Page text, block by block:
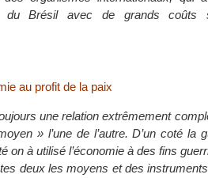
du Brésil avec de grands coûts
au profit de la paix
une relation extrêmement
» l’une de l’autre. D’un coté la
on à utilisé l’économie à des fins
deux les moyens et des